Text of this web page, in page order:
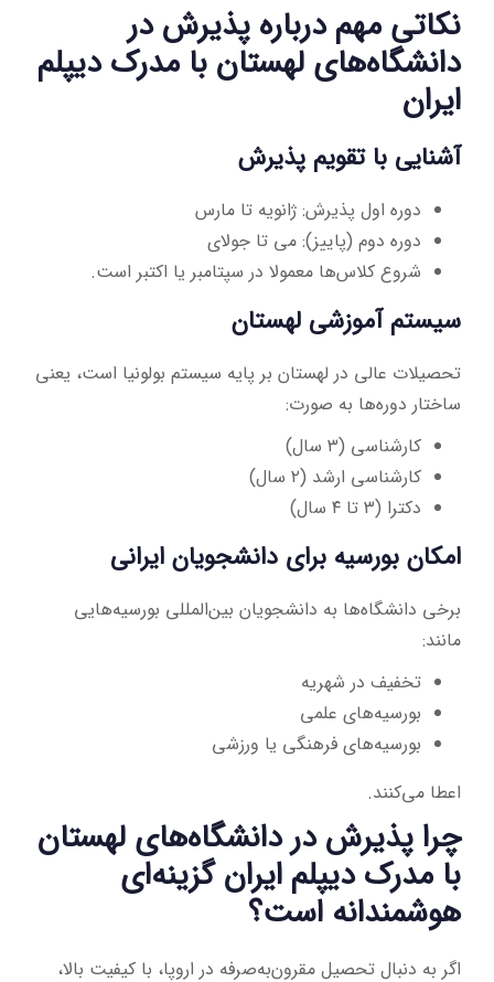
نکاتی مهم درباره پذیرش در
دانشگاه‌های لهستان با مدرک دیپلم
ایران
آشنایی با تقویم پذیرش
دوره اول پذیرش: ژانویه تا مارس
دوره دوم (پاییز): می تا جولای
شروع کلاس‌ها معمولا در سپتامبر یا اکتبر است.
سیستم آموزشی لهستان
تحصیلات عالی در لهستان بر پایه سیستم بولونیا است، یعنی
ساختار دوره‌ها به صورت:
کارشناسی (۳ سال)
کارشناسی ارشد (۲ سال)
دکترا (۳ تا ۴ سال)
امکان بورسیه برای دانشجویان ایرانی
برخی دانشگاه‌ها به دانشجویان بین‌المللی بورسیه‌هایی
مانند:
تخفیف در شهریه
بورسیه‌های علمی
بورسیه‌های فرهنگی یا ورزشی
اعطا می‌کنند.
چرا پذیرش در دانشگاه‌های لهستان
با مدرک دیپلم ایران گزینه‌ای
هوشمندانه است؟
اگر به دنبال تحصیل مقرون‌به‌صرفه در اروپا، با کیفیت بالا،